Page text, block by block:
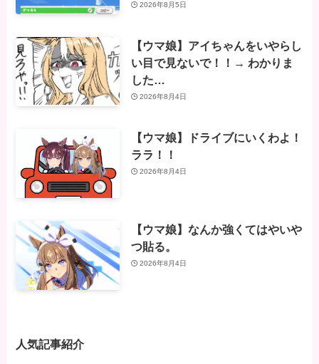
2026年8月5日
【ウマ娘】アイちゃんをいやらし
い目で見ないで！！→ わかりま
した…
2026年8月4日
【ウマ娘】ドライブにいくわよ！
ララ！！
2026年8月4日
【ウマ娘】なんか強くてはやいや
つ貼る。
2026年8月4日
人気記事紹介